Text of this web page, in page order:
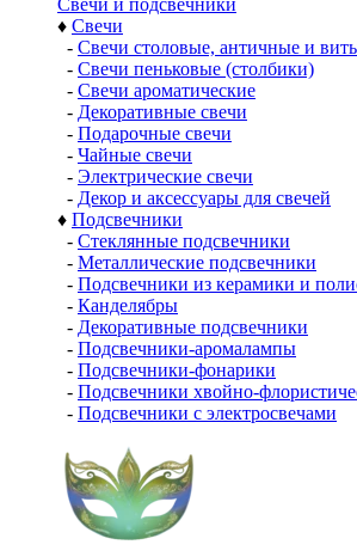
Свечи и подсвечники
♦ Свечи
- Свечи столовые, античные и
- Свечи пеньковые (столбики)
- Свечи ароматические
- Декоративные свечи
- Подарочные свечи
- Чайные свечи
- Электрические свечи
- Декор и аксессуары для свечей
♦ Подсвечники
- Стеклянные подсвечники
- Металлические подсвечники
- Подсвечники из керамики и
- Канделябры
- Декоративные подсвечники
- Подсвечники-аромалампы
- Подсвечники-фонарики
- Подсвечники хвойно-
- Подсвечники с электросвечами